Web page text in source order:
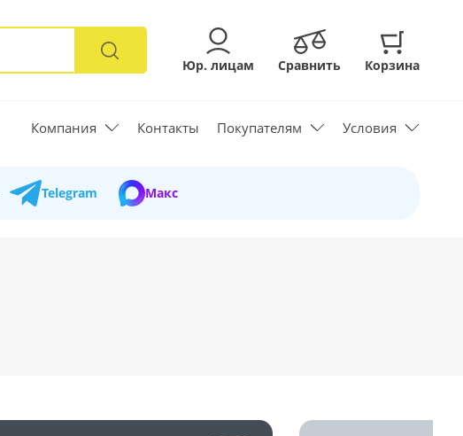
Юр. лицам Сравнить Корзина
Компания Контакты Покупателям Условия
Telegram Макс